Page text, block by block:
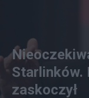
Starlinków.
zaskoczył